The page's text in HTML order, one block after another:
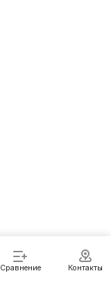
Сравнение Контакты